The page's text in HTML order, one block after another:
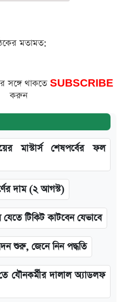
মতামত:
সঙ্গে থাকতে SUBSCRIBE
করুন
মাস্টার্স শেষপর্বের ফল
দাম (২ আগস্ট)
টিকিট কাটবেন যেভাবে
শুরু, জেনে নিন পদ্ধতি
যৌনকর্মীর দালাল অ্যাডলফ